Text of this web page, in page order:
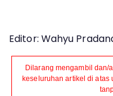
Editor: Wahyu
Dilarang mengambil dan/
keseluruhan artikel di atas